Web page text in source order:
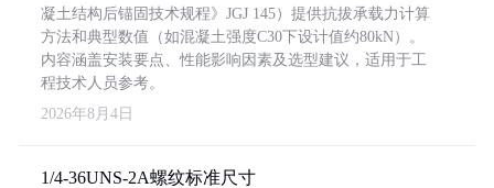
凝土结构后锚固技术规程》JGJ 145）提供抗拔承载力计算
方法和典型数值（如混凝土强度C30下设计值约80kN）。
内容涵盖安装要点、性能影响因素及选型建议，适用于工
程技术人员参考。
2026年8月4日
1/4-36UNS-2A螺纹标准尺寸